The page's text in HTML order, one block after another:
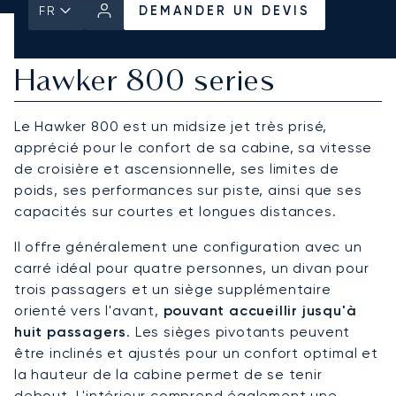
FR DEMANDER UN DEVIS
Hawker 800 series
Le Hawker 800 est un midsize jet très prisé,
apprécié pour le confort de sa cabine, sa vitesse
de croisière et ascensionnelle, ses limites de
poids, ses performances sur piste, ainsi que ses
capacités sur courtes et longues distances.
Il offre généralement une configuration avec un
carré idéal pour quatre personnes, un divan pour
trois passagers et un siège supplémentaire
orienté vers l'avant, pouvant accueillir jusqu'à
huit passagers. Les sièges pivotants peuvent
être inclinés et ajustés pour un confort optimal et
la hauteur de la cabine permet de se tenir